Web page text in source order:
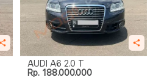
AUDI A6 2.0 T
Rp. 188.000.000